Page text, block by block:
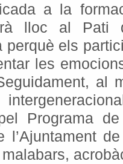
a la
lloc al Pati
perquè els
les
al
Programa
l’Ajuntament